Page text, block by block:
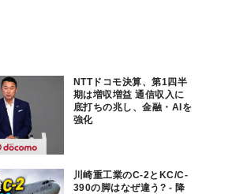
NTTドコモ決算、第1四半
期は増収増益 通信収入に
底打ちの兆し、金融・AIを
強化
川崎重工業のC-2とKC/C-
390の脚はなぜ違う? - 降